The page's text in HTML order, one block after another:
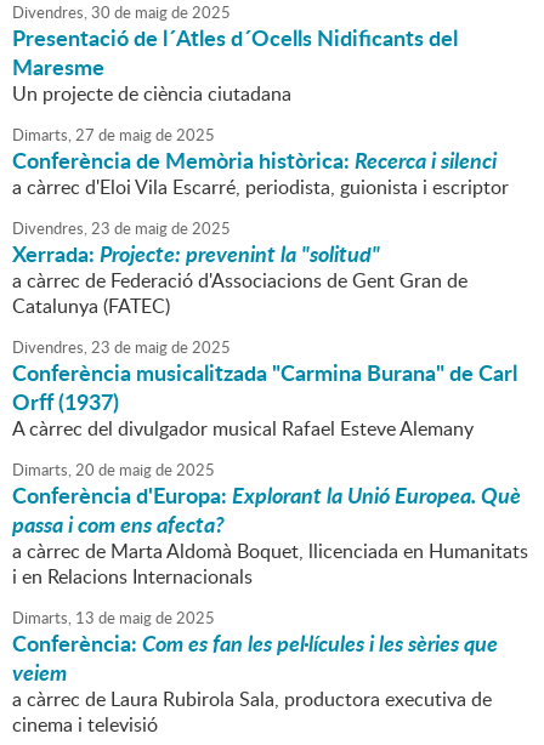
Divendres,30 de maigde2025
Presentació de l´Atles d´Ocells Nidificants del
Maresme
Un projecte de ciència ciutadana
Dimarts,27 de maigde2025
Conferència de Memòria històrica:Recerca i silenci
a càrrec d'Eloi Vila Escarré, periodista, guionista i escriptor
Divendres,23 de maigde2025
Xerrada:Projecte: prevenint la "solitud"
a càrrec de Federació d'Associacions de Gent Gran de
Catalunya (FATEC)
Divendres,23 de maigde2025
Conferència musicalitzada "Carmina Burana" de Carl
Orff (1937)
A càrrec del divulgador musical Rafael Esteve Alemany
Dimarts,20 de maigde2025
Conferència d'Europa:Explorant la Unió Europea. Què
passa i com ens afecta?
a càrrec de Marta Aldomà Boquet, llicenciada en Humanitats
i en Relacions Internacionals
Dimarts, 13 de maigde2025
Conferència:Com es fan les pel·lícules i les sèries que
veiem
a càrrec de Laura Rubirola Sala, productora executiva de
cinema i televisió